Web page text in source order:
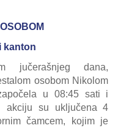
kanton
jučerašnjeg dana,
osobom Nikolom
u 08:45 sati i
su uključena 4
čamcem, kojim je